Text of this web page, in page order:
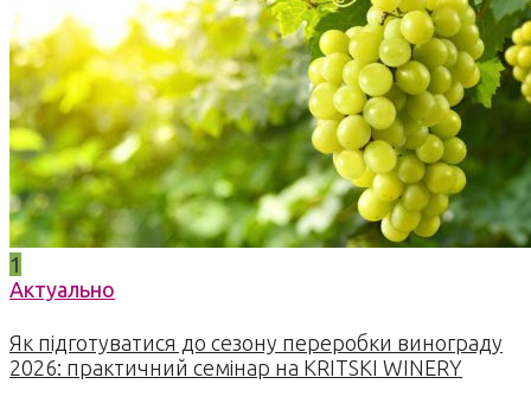
1
Актуально
Як підготуватися до сезону переробки винограду
2026: практичний семінар на KRITSKI WINERY